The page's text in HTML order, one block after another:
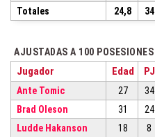
Totales
24,8 34
AJUSTADAS A 100 POSESIONES
Jugador Edad PJ
Ante Tomic 27 34
Brad Oleson
31 24
Ludde Hakanson
18 8